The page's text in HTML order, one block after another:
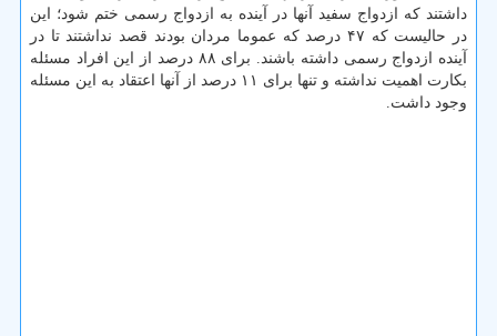
داشتند كه ازدواج سفید آنها در آینده به ازدواج رسمی ختم شود؛ این
در حالیست كه ۴۷ درصد كه عموما مردان بودند قصد نداشتند تا در
آینده ازدواج رسمی داشته باشند. برای ۸۸ درصد از این افراد مسئله
بكارت اهمیت نداشته و تنها برای ۱۱ درصد از آنها اعتقاد به این مسئله
وجود داشت.